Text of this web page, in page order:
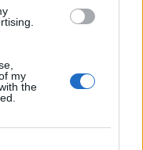
my
the
ή